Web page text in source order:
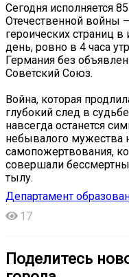
Сегодня исполняется
Отечественной войны
героических страниц
день, ровно в 4 часа
Германия без
Советский Союз.
Война, которая
глубокий след в
навсегда останется
небывалого мужества
самопожертвования,
совершали
тылу.
Департамент
17
Поделитесь